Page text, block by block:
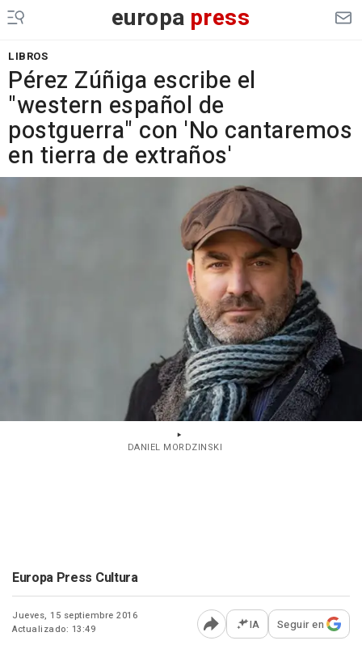
europa press
LIBROS
Pérez Zúñiga escribe el
"western español de
postguerra" con 'No cantaremos
en tierra de extraños'
DANIEL MORDZINSKI
Europa Press Cultura
Jueves, 15 septiembre 2016
Actualizado: 13:49
Abrir opciones para
IA Seguir en